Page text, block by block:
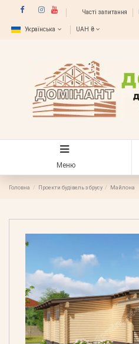
Часті запитання
Українська UAH ₴
Меню
Головна Проекти будівель з брусу Майлона